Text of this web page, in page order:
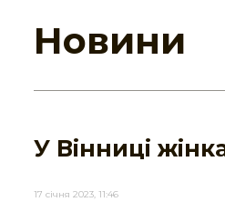
Новини
У Вінниці
17 січня 2023, 11:46